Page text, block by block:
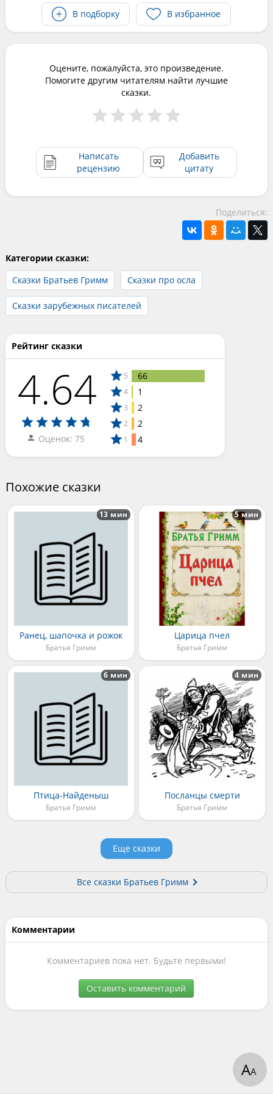
В подборку
В избранное
Оцените, пожалуйста, это произведение.
Помогите другим читателям найти лучшие
сказки.
Написать
рецензию
Добавить
цитату
Поделиться:
Категории сказки:
Сказки Братьев Гримм
Сказки про осла
Сказки зарубежных писателей
Рейтинг сказки
4.64
Оценок: 75
5 66
4 1
3 2
2 2
1 4
Похожие сказки
Ранец, шапочка и рожок
Братья Гримм
13 мин
Царица пчел
Братья Гримм
5 мин
Птица-Найденыш
Братья Гримм
6 мин
Посланцы смерти
Братья Гримм
4 мин
Еще сказки
Все сказки Братьев Гримм
Комментарии
Комментариев пока нет. Будьте первыми!
Оставить комментарий
АА